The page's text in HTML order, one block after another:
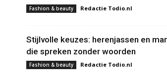
Fashion & beauty Redactie Todio.nl
Stijlvolle keuzes: herenjassen en
die spreken zonder woorden
Fashion & beauty Redactie Todio.nl